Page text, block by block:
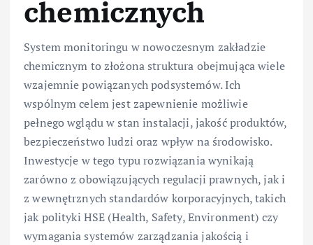
chemicznych
System monitoringu w nowoczesnym zakładzie
chemicznym to złożona struktura obejmująca wiele
wzajemnie powiązanych podsystemów. Ich
wspólnym celem jest zapewnienie możliwie
pełnego wglądu w stan instalacji, jakość produktów,
bezpieczeństwo ludzi oraz wpływ na środowisko.
Inwestycje w tego typu rozwiązania wynikają
zarówno z obowiązujących regulacji prawnych, jak i
z wewnętrznych standardów korporacyjnych, takich
jak polityki HSE (Health, Safety, Environment) czy
wymagania systemów zarządzania jakością i